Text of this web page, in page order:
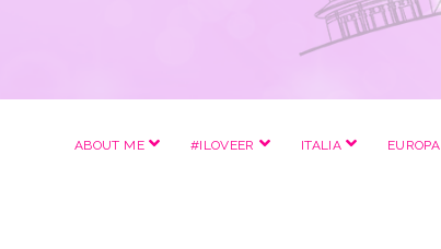
ABOUT ME apri
#ILOVEER apri
ITALIA apri
EUROPA